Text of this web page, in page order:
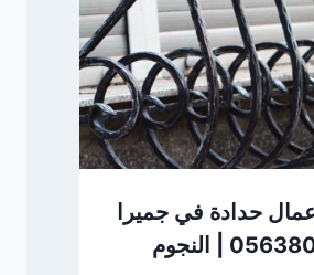
حدادة في جميرا
| 0563809588 | النجوم